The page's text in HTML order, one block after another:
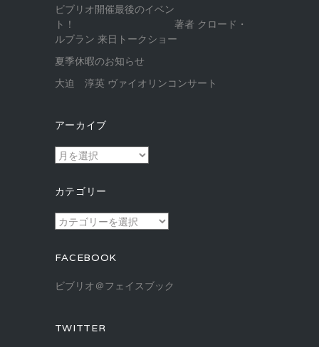
ビブリオ開催最後のイベン
ト！ 著者 クロード・
ルブラン 来日トークショー
夏季休暇のお知らせ
大迫 淳英 ヴァイオリンコンサート
アーカイブ
ア
ー
イ
ブ
カテゴリー
カ
テ
リ
ー
FACEBOOK
ビブリオ＠フェイスブック
TWITTER